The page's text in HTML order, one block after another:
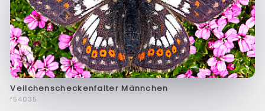
Veilchenscheckenfalter Männchen
f54035